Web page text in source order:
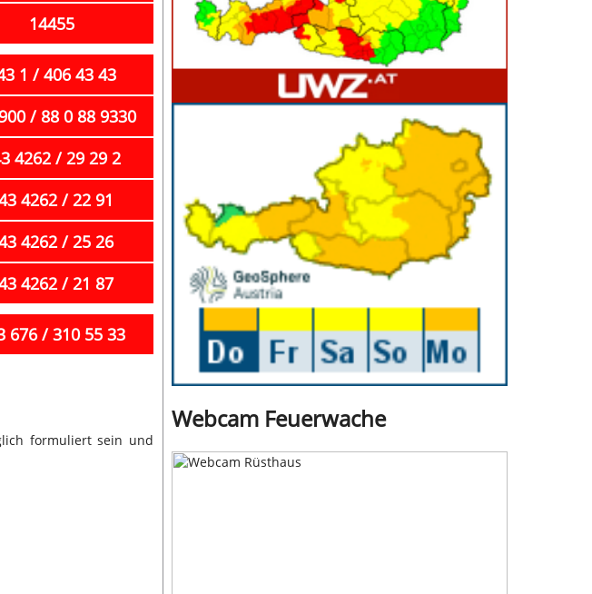
14455
1 / 406 43 43
/ 88 0 88 9330
4262 / 29 29 2
4262 / 22 91
4262 / 25 26
4262 / 21 87
676 / 310 55 33
formuliert sein und
Webcam Feuerwache